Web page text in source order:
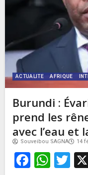
ACTUALITE AFRIQUE
Burundi :
prend les
avec l’eau et
Souveibou SAGNA 14